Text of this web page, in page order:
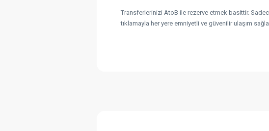
Transferlerinizi AtoB ile rezerve etmek basittir.
tıklamayla her yere emniyetli ve güvenilir ulaşım